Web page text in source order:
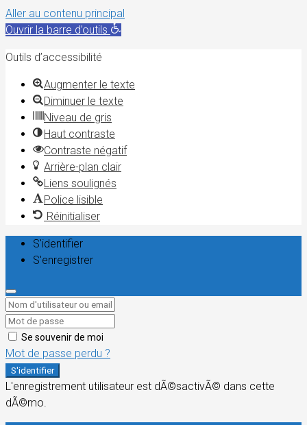
Aller au contenu principal
Ouvrir la barre d’outils
Outils d’accessibilité
Augmenter le texte
Diminuer le texte
Niveau de gris
Haut contraste
Contraste négatif
Arrière-plan clair
Liens soulignés
Police lisible
Réinitialiser
S'identifier
S'enregistrer
Se souvenir de moi
Mot de passe perdu ?
S'identifier
L'enregistrement utilisateur est dÃ©sactivÃ© dans cette
dÃ©mo.